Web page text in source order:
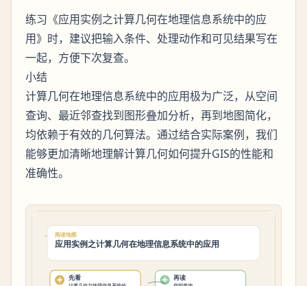
练习《应用实例之计算几何在地理信息系统中的应
用》时，建议把输入条件、处理动作和可见结果写在
一起，方便下次复查。
小结
计算几何在地理信息系统中的应用极为广泛，从空间
查询、最近邻查找到图形叠加分析，再到地图简化，
均依赖于有效的几何算法。通过结合实际案例，我们
能够更加清晰地理解计算几何如何提升GIS的性能和
准确性。